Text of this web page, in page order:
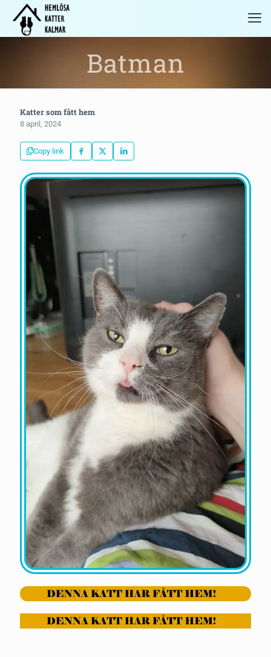
Batman
Katter som fått hem
8 april, 2024
Copy link